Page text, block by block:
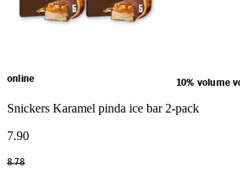
online 10% volume
Snickers Karamel pinda ice bar 2-pack
7.90
8.78